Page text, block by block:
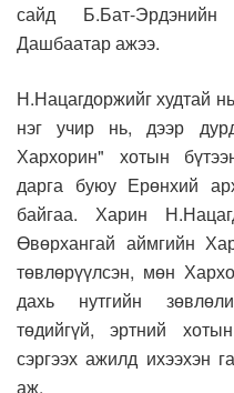
сайд Б.Бат-
Дашбаатар ажээ.
Н.Нацагдоржийг худтай
нэг учир нь, дээр
Хархорин" хотын
дарга буюу Ерөнхий
байгаа. Харин
Өвөрхангай аймгийн
төвлөрүүлсэн, мөн
дахь нутгийн
төдийгүй, эртний
сэргээх ажилд ихээхэн
аж.